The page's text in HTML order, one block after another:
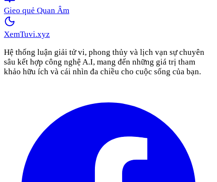
Gieo quẻ Quan Âm
XemTuvi.xyz
Hệ thống luận giải tử vi, phong thủy và lịch vạn sự chuyên
sâu kết hợp công nghệ A.I, mang đến những giá trị tham
khảo hữu ích và cái nhìn đa chiều cho cuộc sống của bạn.